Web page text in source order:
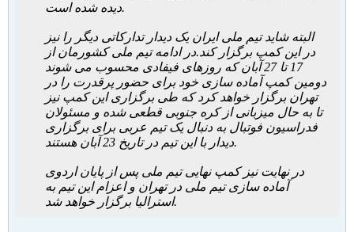
دیده شده است.
البته شاید تیم ملی ایران یک دیدار تدارکاتی دیگر را نیز
در این کمپ برگزار کند.در ادامه تیم ملی کشورمان از
17 تا 27 آبان که روزهای فیفادی محسوب می شوند
دومین کمپ آماده سازی خود برای حضور پرقدرت را در
تهران برگزار خواهد کرد که طی برگزاری این کمپ نیز
تا به حال میزبانی از کره جنوبی قطعی شده و مسئولان
فدراسیون فوتبال به دنبال یک تیم عربی برای برگزاری
دیدار با این تیم در تاریخ 23 آبان هستند.
در نهایت نیز کمپ نهایی تیم ملی پس از پایان اردوی
آماده سازی تیم ملی در تهران و اعزام این تیم به
استرالیا برگزار خواهد شد.